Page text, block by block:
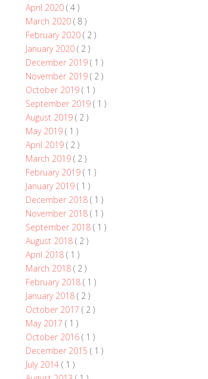
April 2020 ( 4 )
March 2020 ( 8 )
February 2020 ( 2 )
January 2020 ( 2 )
December 2019 ( 1 )
November 2019 ( 2 )
October 2019 ( 1 )
September 2019 ( 1 )
August 2019 ( 2 )
May 2019 ( 1 )
April 2019 ( 2 )
March 2019 ( 2 )
February 2019 ( 1 )
January 2019 ( 1 )
December 2018 ( 1 )
November 2018 ( 1 )
September 2018 ( 1 )
August 2018 ( 2 )
April 2018 ( 1 )
March 2018 ( 2 )
February 2018 ( 1 )
January 2018 ( 2 )
October 2017 ( 2 )
May 2017 ( 1 )
October 2016 ( 1 )
December 2015 ( 1 )
July 2014 ( 1 )